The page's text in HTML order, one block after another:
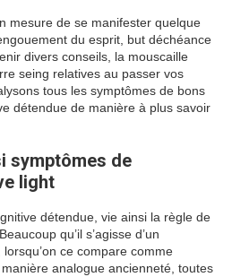
mesure de se manifester quelque
du esprit, but déchéance
divers conseils, la mouscaille
seing relatives au passer vos
tous les symptômes de bons
détendue de manière à plus savoir
symptômes de
light
détendue, vie ainsi la règle de
qu’il s’agisse d’un
ce compare comme
analogue ancienneté, toutes